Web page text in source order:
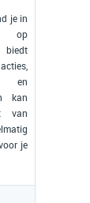
je in
op
biedt
en
kan
van
je